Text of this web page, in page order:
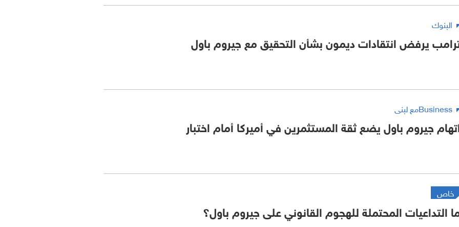
البنوك
يرفض انتقادات ديمون بشأن التحقيق مع جيروم باول
Businessمع لبنى
جيروم باول يضع ثقة المستثمرين في أميركا أمام اختبار
خاص
التداعيات المحتملة للهجوم القانوني على جيروم باول؟